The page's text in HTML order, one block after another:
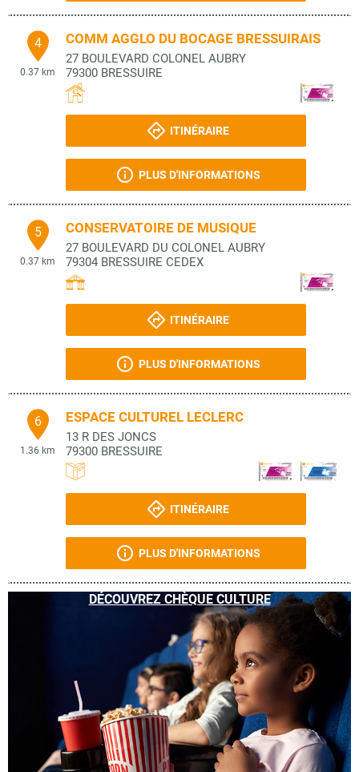
4
0.37 km
COMM AGGLO DU BOCAGE BRESSUIRAIS
27 BOULEVARD COLONEL AUBRY
79300 BRESSUIRE
ITINÉRAIRE
PLUS D'INFORMATIONS
5
0.37 km
CONSERVATOIRE DE MUSIQUE
27 BOULEVARD DU COLONEL AUBRY
79304 BRESSUIRE CEDEX
ITINÉRAIRE
PLUS D'INFORMATIONS
6
1.36 km
ESPACE CULTUREL LECLERC
13 R DES JONCS
79300 BRESSUIRE
ITINÉRAIRE
PLUS D'INFORMATIONS
DÉCOUVREZ CHÈQUE CULTURE